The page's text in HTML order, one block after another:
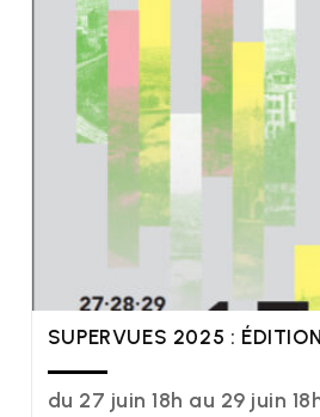
SUPERVUES 2025 :
du 27 juin 18h au 29 juin